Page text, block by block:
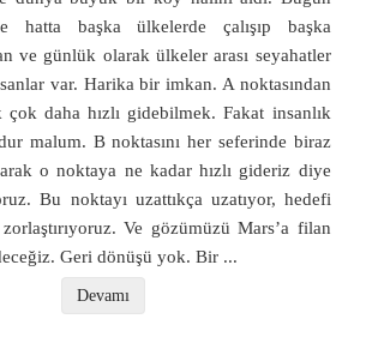
hatta başka ülkelerde çalışıp başka
ve günlük olarak ülkeler arası seyahatler
var. Harika bir imkan. A noktasından
çok daha hızlı gidebilmek. Fakat insanlık
malum. B noktasını her seferinde biraz
o noktaya ne kadar hızlı gideriz diye
Bu noktayı uzattıkça uzatıyor, hedefi
Ve gözümüzü Mars’a filan
Geri dönüşü yok. Bir ...
Devamı